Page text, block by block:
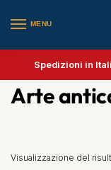
MENU
Spedizioni in
Arte
Visualizzazione del